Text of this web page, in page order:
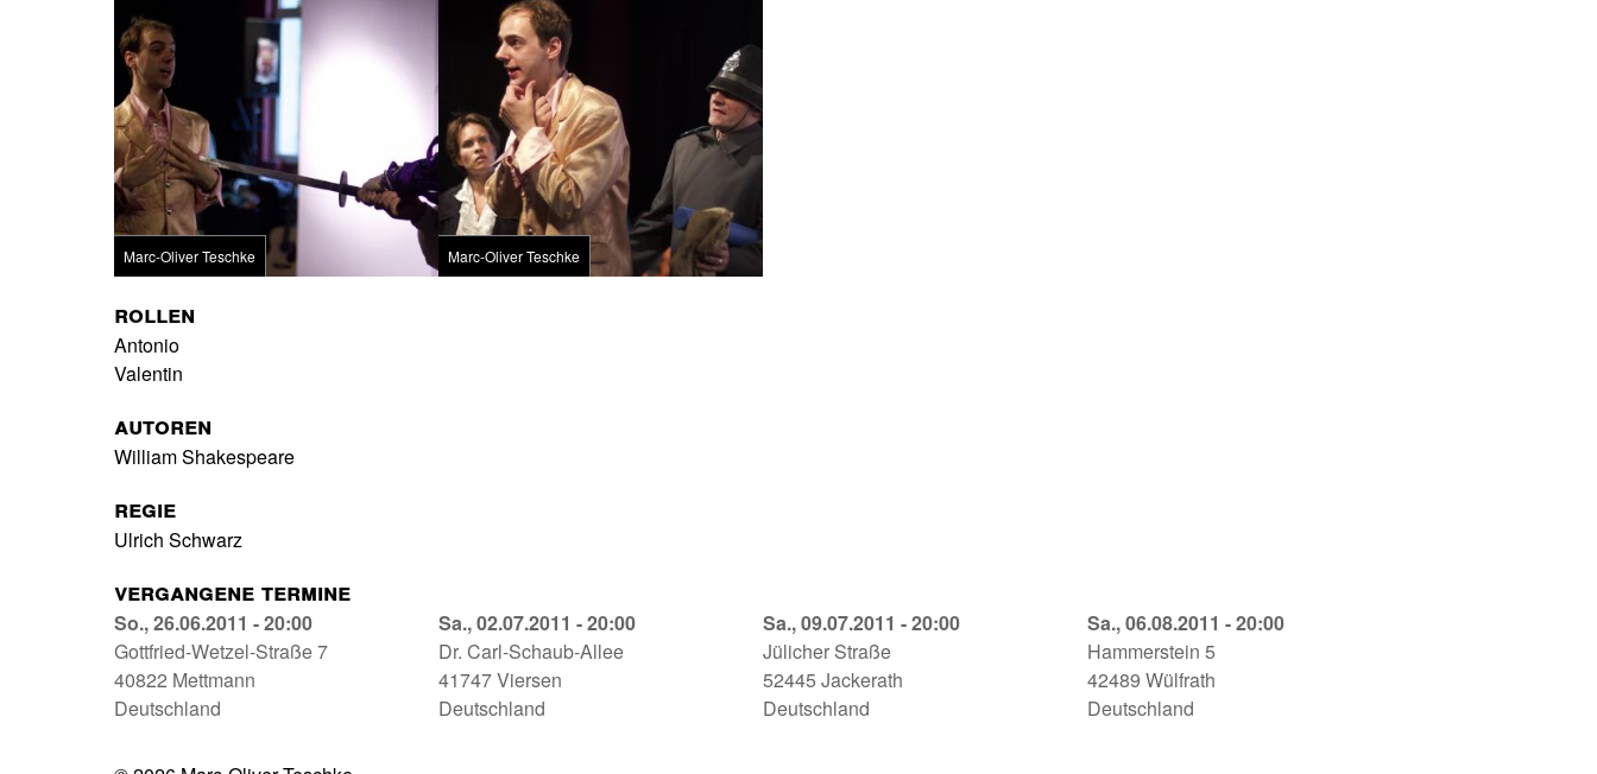
Marc-Oliver Teschke Marc-Oliver Teschke
Rollen
Antonio
Valentin
Autoren
William Shakespeare
Regie
Ulrich Schwarz
Vergangene Termine
Was
Ihr
Wollt
Neandertalhalle
26.06.2011
So., 26.06.2011 - 20:00
Gottfried-Wetzel-Straße 7
40822 Mettmann
Deutschland
Was
Ihr
Wollt
Lyzeumsgarten
Sa., 02.07.2011 - 20:00
Dr. Carl-Schaub-Allee
41747Viersen
Deutschland
Was
Ihr
Wollt
Titz-
Sa., 09.07.2011 - 20:00
Jülicher Straße
52445 Jackerath
Deutschland
Was
Ihr
Wollt
Zeittunnel
Sa., 06.08.2011 - 20:00
Hammerstein 5
42489 Wülfrath
Deutschland